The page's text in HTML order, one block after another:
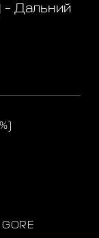
- Дальний